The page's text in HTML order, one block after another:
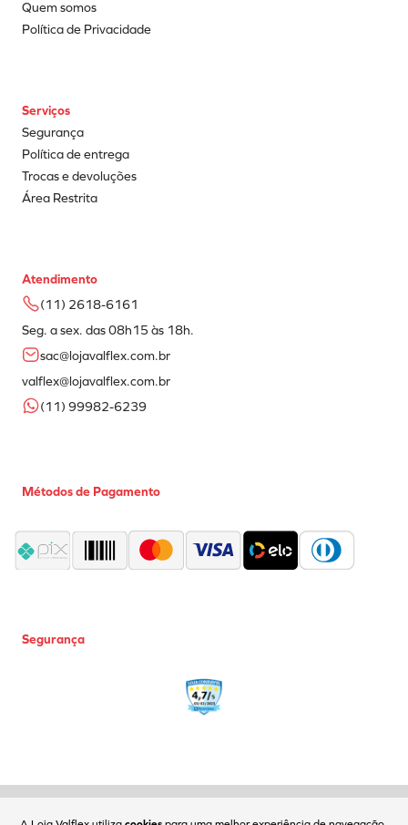
Quem somos
Política de Privacidade
Serviços
Segurança
Política de entrega
Trocas e devoluções
Área Restrita
Atendimento
(11) 2618-6161
Seg. a sex. das 08h15 às 18h.
sac@lojavalflex.com.br
valflex@lojavalflex.com.br
(11) 99982-6239
Métodos de Pagamento
Segurança
Fone(11)2618-6161| Av. Carlos de Campos, 173 | SP/SP | CEP: 03028-001